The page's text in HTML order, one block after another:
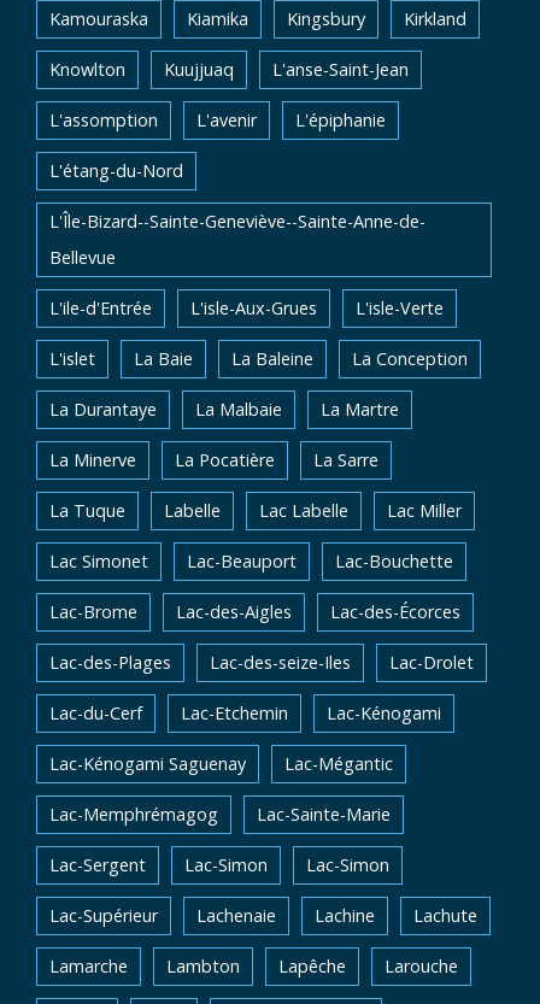
Kamouraska Kiamika Kingsbury Kirkland
Knowlton Kuujjuaq L'anse-Saint-Jean
L'assomption L'avenir L'épiphanie
L'étang-du-Nord
L'Île-Bizard--Sainte-Geneviève--Sainte-Anne-de-
Bellevue
L'ile-d'Entrée L'isle-Aux-Grues L'isle-Verte
L'islet La Baie La Baleine La Conception
La Durantaye La Malbaie La Martre
La Minerve La Pocatière La Sarre
La Tuque Labelle Lac Labelle Lac Miller
Lac Simonet Lac-Beauport Lac-Bouchette
Lac-Brome Lac-des-Aigles Lac-des-Écorces
Lac-des-Plages Lac-des-seize-Iles Lac-Drolet
Lac-du-Cerf Lac-Etchemin Lac-Kénogami
Lac-Kénogami Saguenay Lac-Mégantic
Lac-Memphrémagog Lac-Sainte-Marie
Lac-Sergent Lac-Simon Lac-Simon
Lac-Supérieur Lachenaie Lachine Lachute
Lamarche Lambton Lapêche Larouche